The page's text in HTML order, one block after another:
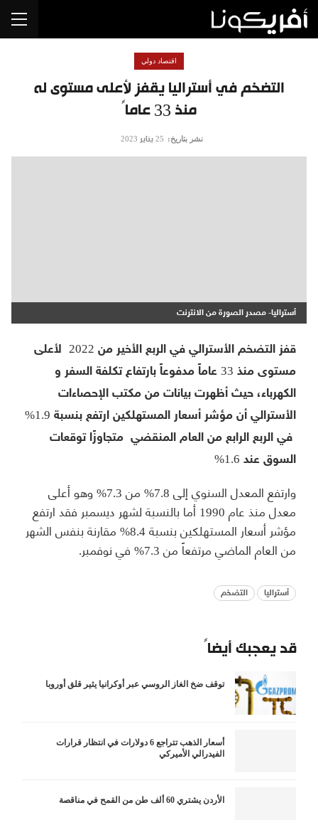
التضخم في أستراليا يقفز لأعلى مستوى له
منذ 33 عاماً
اقتصاد دولي
نشر بتاريخ: 25 يناير 2023
أستراليا- مصدر الصورة من الانترنت
قفز التضخم الأسترالي في الربع الأخير من 2022 لأعلى
مستوى منذ 33 عاماً مدفوعاً بارتفاع تكلفة السفر و
الكهرباء، حيث أظهرت بيانات من مكتب الإحصاءات
الأسترالي أن مؤشر أسعار المستهلكين ارتفع بنسبة 1.9%
في الربع الرابع من العام المنقضي متجاوزًا توقعات
السوق عند 1.6%
وارتفع المعدل السنوي إلى 7.8% من 7.3% وهو أعلى
معدل منذ عام 1990 أما بالنسبة لشهر ديسمبر فقد ارتفع
مؤشر أسعار المستهلكين بنسبة 8.4% مقارنة بنفس الشهر
من العام الماضي مرتفعاً من 7.3% في نوفمبر.
أستراليا التضخم
قد يعجبك أيضاً
توقف ضخ الغاز الروسي عبر أوكرانيا يثير قلق أوروبا
أسعار الذهب تتراجع 6 دولارات في انتظار قرارات
الفيدرالي الأميركي
الأردن يشتري 60 ألف طن من القمح في مناقصة